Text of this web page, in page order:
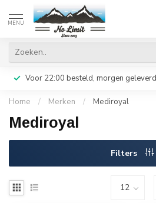
MENU
Voor 22:00 besteld, morgen
Home / Merken / Mediroyal
Mediroyal
Filters